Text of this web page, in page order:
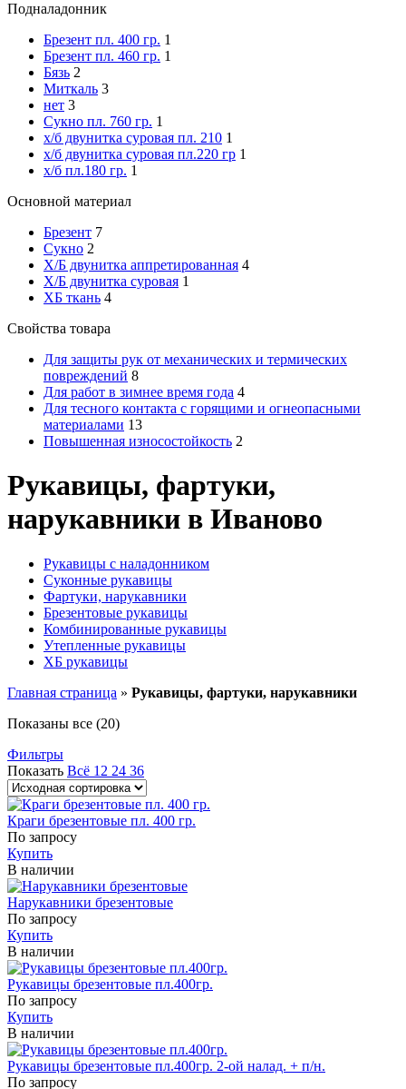
Подналадонник
Брезент пл. 400 гр. 1
Брезент пл. 460 гр. 1
Бязь 2
Миткаль 3
нет 3
Сукно пл. 760 гр. 1
х/б двунитка суровая пл. 210 1
х/б двунитка суровая пл.220 гр 1
х/б пл.180 гр. 1
Основной материал
Брезент 7
Сукно 2
Х/Б двунитка аппретированная 4
Х/Б двунитка суровая 1
ХБ ткань 4
Свойства товара
Для защиты рук от механических и термических
повреждений 8
Для работ в зимнее время года 4
Для тесного контакта с горящими и огнеопасными
материалами 13
Повышенная износостойкость 2
Рукавицы, фартуки,
нарукавники в Иваново
Рукавицы с наладонником
Суконные рукавицы
Фартуки, нарукавники
Брезентовые рукавицы
Комбинированные рукавицы
Утепленные рукавицы
ХБ рукавицы
Главная страница » Рукавицы, фартуки, нарукавники
Показаны все (20)
Фильтры
Показать Всё 12 24 36
Краги брезентовые пл. 400 гр.
По запросу
Купить
В наличии
Нарукавники брезентовые
По запросу
Купить
В наличии
Рукавицы брезентовые пл.400гр.
По запросу
Купить
В наличии
Рукавицы брезентовые пл.400гр. 2-ой налад. + п/н.
По запросу